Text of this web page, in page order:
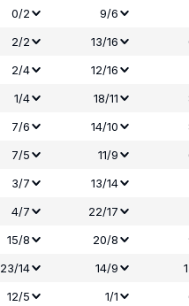
0/2
9/6
2/2 13/16
2/4 12/16
1/4 18/11
7/6 14/10
7/5 11/9
3/7 13/14
4/7
22/17
15/8 20/8
23/14 14/9
12/5 1/1